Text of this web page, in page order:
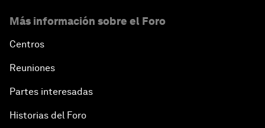
Más información sobre el Foro
Centros
Reuniones
Partes interesadas
Historias del Foro